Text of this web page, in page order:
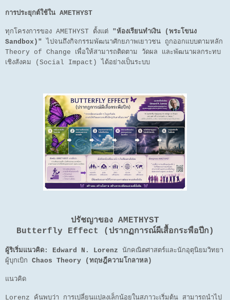
การประยุกต์ใช้ใน AMETHYST
ทุกโครงการของ AMETHYST ตั้งแต่ "ห้องเรียนทำเงิน (พระโขนง
Sandbox)"
ไปจนถึงกิจกรรมพัฒนาศักยภาพเยาวชน ถูกออกแบบตามหลัก
Theory of Change เพื่อให้สามารถติดตาม วัดผล และพัฒนาผลกระทบ
เชิงสังคม (Social Impact) ได้อย่างเป็นระบบ
ปรัชญาของ AMETHYST
Butterfly Effect (ปรากฏการณ์ผีเสื้อกระพือปีก)
ผู้ริเริ่มแนวคิด: Edward N. Lorenz นักคณิตศาสตร์และนักอุตุนิยมวิทยา
ผู้บุกเบิก Chaos Theory (ทฤษฎีความโกลาหล)
แนวคิด
Lorenz ค้นพบว่า การเปลี่ยนแปลงเล็กน้อยในสภาวะเริ่มต้น สามารถนำไป